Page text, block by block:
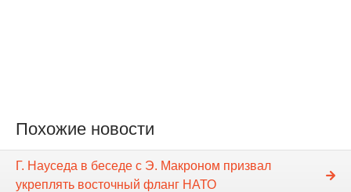
Похожие новости
Г. Науседа в беседе с Э. Макроном призвал
укреплять восточный фланг НАТО